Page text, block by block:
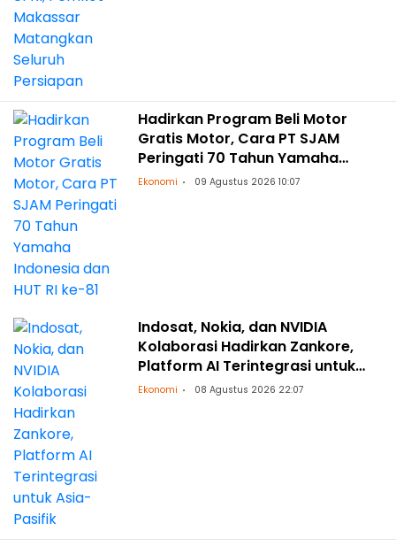
Hadirkan Program Beli Motor
Gratis Motor, Cara PT SJAM
Peringati 70 Tahun Yamaha
Indonesia dan HUT RI ke-81
Ekonomi 09 Agustus 2026 10:07
Indosat, Nokia, dan NVIDIA
Kolaborasi Hadirkan Zankore,
Platform AI Terintegrasi untuk
Asia-Pasifik
Ekonomi 08 Agustus 2026 22:07